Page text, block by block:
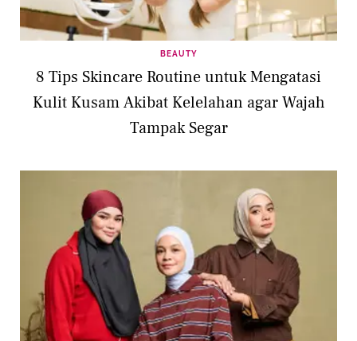
BEAUTY
8 Tips Skincare Routine untuk Mengatasi
Kulit Kusam Akibat Kelelahan agar Wajah
Tampak Segar